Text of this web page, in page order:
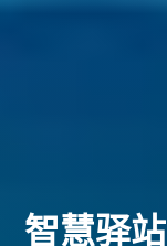
智慧驿站